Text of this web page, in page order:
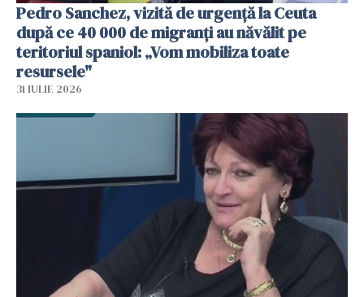
Pedro Sanchez, vizită de urgență la Ceuta
după ce 40 000 de migranți au năvălit pe
teritoriul spaniol: „Vom mobiliza toate
resursele"
31 IULIE 2026